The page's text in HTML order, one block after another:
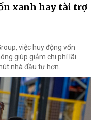
xanh hay tài trợ
việc huy động vốn
giúp giảm chi phí lãi
nhà đầu tư hơn.